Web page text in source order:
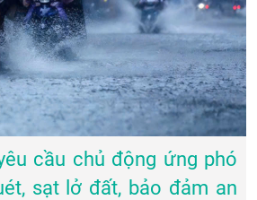
cầu chủ động ứng phó
sạt lở đất, bảo đảm an